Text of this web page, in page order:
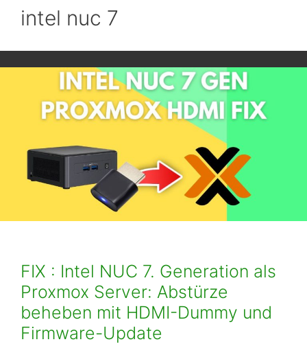
intel nuc 7
FIX : Intel NUC 7. Generation als
Proxmox Server: Abstürze
beheben mit HDMI-Dummy und
Firmware-Update